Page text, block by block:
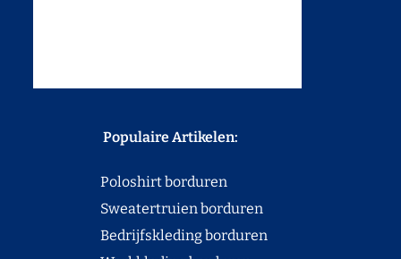
Populaire Artikelen:
Poloshirt borduren
Sweatertruien borduren
Bedrijfskleding borduren